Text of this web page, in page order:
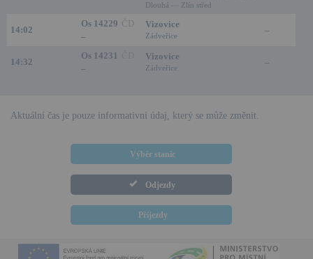
Dlouhá — Zlín střed
14:02
Os 14229 ČD
–
Vizovice
Zádveřice
–
14:32
Os 14231
–
Vizovice
Zádveřice
–
Aktuální čas je pouze informativní údaj, který se může změnit.
Výběr stanic
Odjezdy
Příjezdy